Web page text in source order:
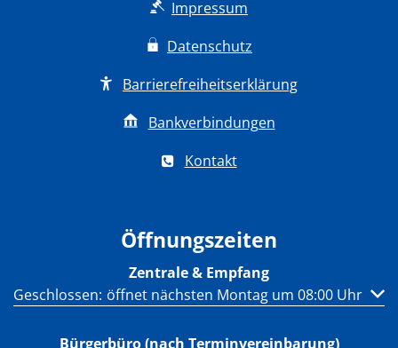
Impressum
Datenschutz
Barrierefreiheitserklärung
Bankverbindungen
Kontakt
Öffnungszeiten
Zentrale & Empfang
Klicken, um weitere Öffnungs- oder Schließzeiten
Geschlossen: öffnet nächsten Montag um 08:00 Uhr
Bürgerbüro (nach Terminvereinbarung)